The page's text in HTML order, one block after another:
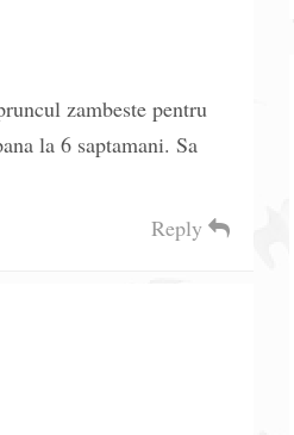
zambeste pentru
la 6 saptamani. Sa
Reply